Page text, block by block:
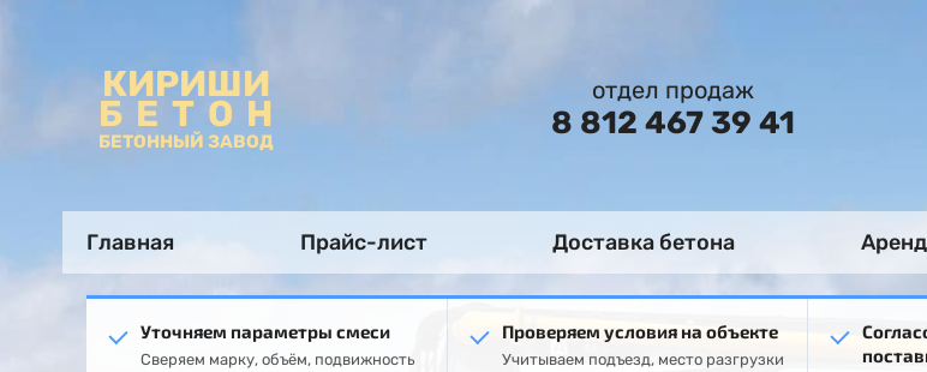
КИРИШИ
БЕТОН
БЕТОННЫЙ ЗАВОД
отдел продаж
8 812 467 39 41
Главная Прайс-лист Доставка бетона
Уточняем параметры смеси
Сверяем марку, объём, подвижность
Проверяем условия на объекте
Учитываем подъезд, место разгрузки